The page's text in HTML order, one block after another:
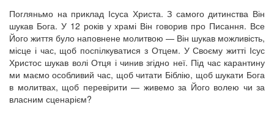
Погляньмо на приклад Ісуса Христа. З самого дитинства Він
шукав Бога. У 12 років у храмі Він говорив про Писання. Все
Його життя було наповнене молитвою — Він шукав можливість,
місце і час, щоб поспілкуватися з Отцем. У Своєму житті Ісус
Христос шукав волі Отця і чинив згідно неї. Під час карантину
ми маємо особливий час, щоб читати Біблію, щоб шукати Бога
в молитвах, щоб перевірити — живемо за Його волею чи за
власним сценарієм?